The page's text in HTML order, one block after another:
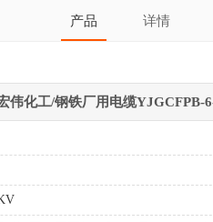
产品 详情
伟化工/钢铁厂用电缆YJGCFPB-